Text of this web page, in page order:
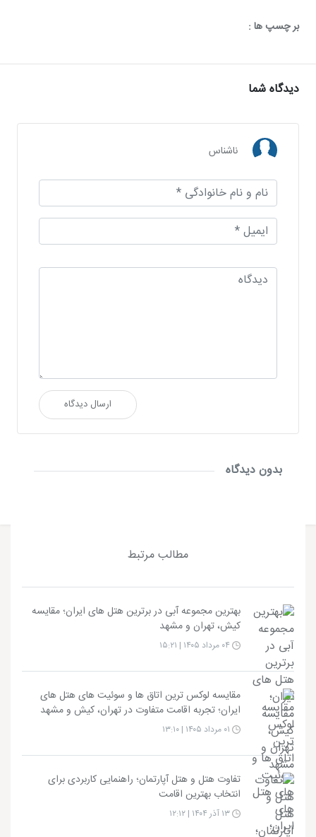
بر چسپ ها :
دیدگاه شما
ناشناس
ارسال دیدگاه
بدون دیدگاه
مطالب مرتبط
بهترین مجموعه آبی در برترین هتل های ایران؛ مقایسه
کیش، تهران و مشهد
مقایسه لوکس ترین اتاق ها و سوئیت های هتل های
ایران؛ تجربه اقامت متفاوت در تهران، کیش و مشهد
تفاوت هتل و هتل آپارتمان؛ راهنمایی کاربردی برای
انتخاب بهترین اقامت